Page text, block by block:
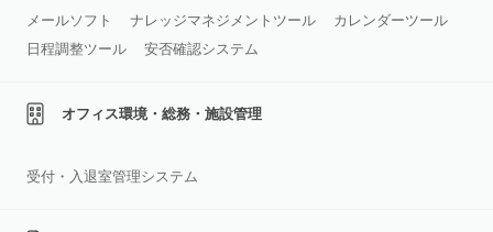
メールソフト
ナレッジマネジメントツール
カレンダーツール
日程調整ツール
安否確認システム
オフィス環境・総務・施設管理
受付・入退室管理システム